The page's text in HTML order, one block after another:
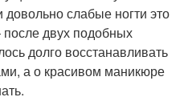
слабые ногти это
двух подобных
долго восстанавливать
а о красивом маникюре